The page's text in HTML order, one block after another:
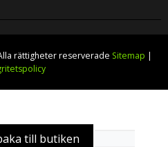
rättigheter reserverade Sitemap |
till butiken